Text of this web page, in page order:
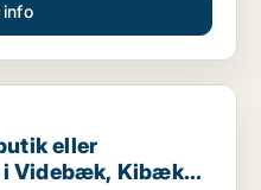
info
erhvervsgrund til leje i
eller
i Videbæk, Kibæk